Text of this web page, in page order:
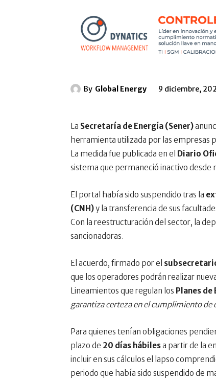
By Global Energy 9 diciembre,
La Secretaría de Energía (Sener)
herramienta utilizada por las empresas
La medida fue publicada en el Diario
sistema que permaneció inactivo desde
El portal había sido suspendido tras la
(CNH)y la transferencia de sus
Con la reestructuración del sector, la
sancionadoras.
El acuerdo, firmado por el
que los operadores podrán realizar
Lineamientos que regulan los Planes
garantiza certeza en el cumplimiento de
Para quienes tenían obligaciones
plazo de 20 días hábilesa partir de la
incluir en sus cálculos el lapso
periodo que había sido suspendido de